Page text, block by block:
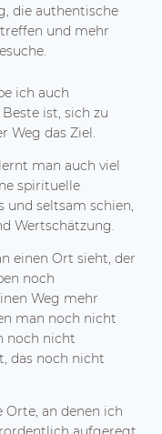
die authentische
und mehr
ich auch
ist, sich zu
Weg das Ziel.
man auch viel
spirituelle
und seltsam schien,
Wertschätzung.
einen Ort sieht, der
noch
Weg mehr
man noch nicht
noch nicht
das noch nicht
Orte, an denen ich